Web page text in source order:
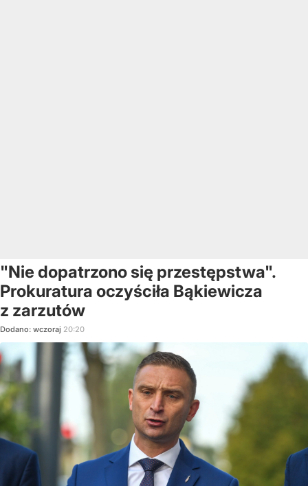
"Nie dopatrzono się przestępstwa".
Prokuratura oczyściła Bąkiewicza
z zarzutów
Dodano: wczoraj 20:20